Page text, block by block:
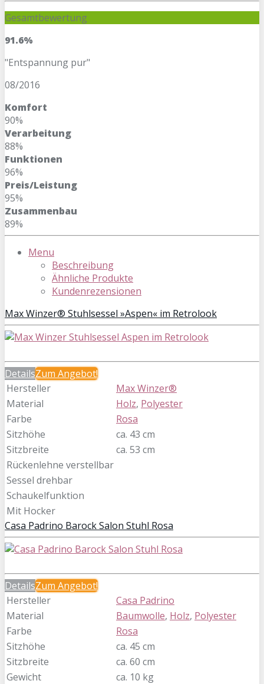
Gesamtbewertung
91.6%
"Entspannung pur"
08/2016
Komfort
90%
Verarbeitung
88%
Funktionen
96%
Preis/Leistung
95%
Zusammenbau
89%
Menu
Beschreibung
Ähnliche Produkte
Kundenrezensionen
Max Winzer® Stuhlsessel »Aspen« im Retrolook
DetailsZum Angebot!
Hersteller
Max Winzer®
Material
Holz, Polyester
Farbe
Rosa
Sitzhöhe
ca. 43 cm
Sitzbreite
ca. 53 cm
Rückenlehne verstellbar
Sessel drehbar
Schaukelfunktion
Mit Hocker
Casa Padrino Barock Salon Stuhl Rosa
DetailsZum Angebot!
Hersteller
Casa Padrino
Material
Baumwolle, Holz, Polyester
Farbe
Rosa
Sitzhöhe
ca. 45 cm
Sitzbreite
ca. 60 cm
Gewicht
ca. 10 kg